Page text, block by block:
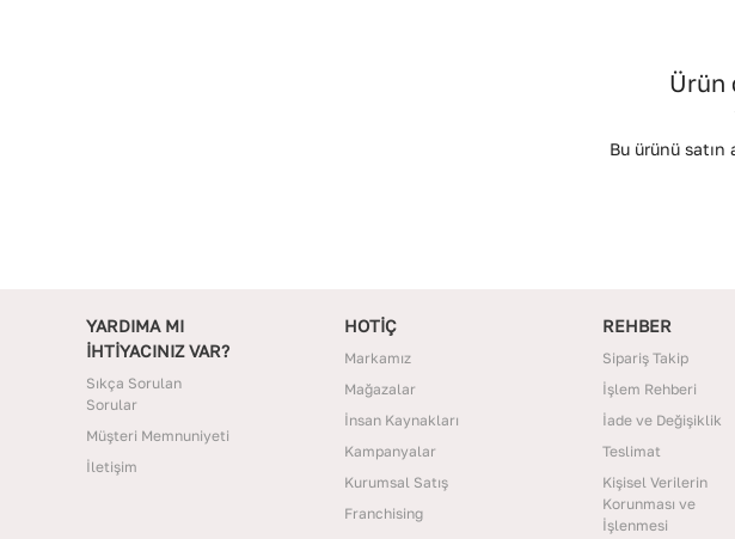
Ürün
Bu ürünü
YARDIMA MI
İHTİYACINIZ VAR?
Sıkça Sorulan
Sorular
Müşteri Memnuniyeti
İletişim
HOTİÇ
Markamız
Mağazalar
İnsan Kaynakları
Kampanyalar
Kurumsal Satış
Franchising
REHBER
Sipariş Takip
İşlem Rehberi
İade ve Değişiklik
Teslimat
Kişisel Verilerin
Korunması ve
İşlenmesi